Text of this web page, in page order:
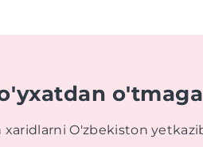
xaridlarni O'zbekiston